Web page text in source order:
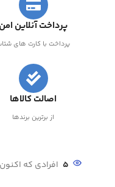
پرداخت آنلاین امن
پرداخت با کارت های
اصالت کالاها
از برترین برندها
5 افرادی که